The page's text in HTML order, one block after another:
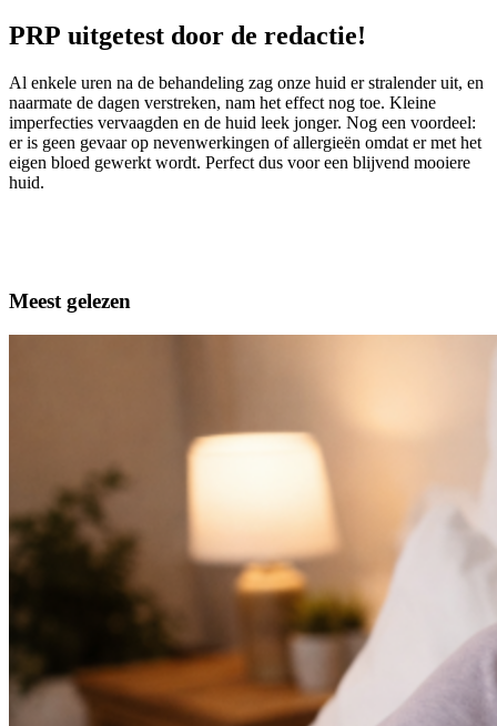
PRP uitgetest door de redactie!
Al enkele uren na de behandeling zag onze huid er stralender uit, en
naarmate de dagen verstreken, nam het effect nog toe. Kleine
imperfecties vervaagden en de huid leek jonger. Nog een voordeel:
er is geen gevaar op nevenwerkingen of allergieën omdat er met het
eigen bloed gewerkt wordt. Perfect dus voor een blijvend mooiere
huid.
Meest gelezen